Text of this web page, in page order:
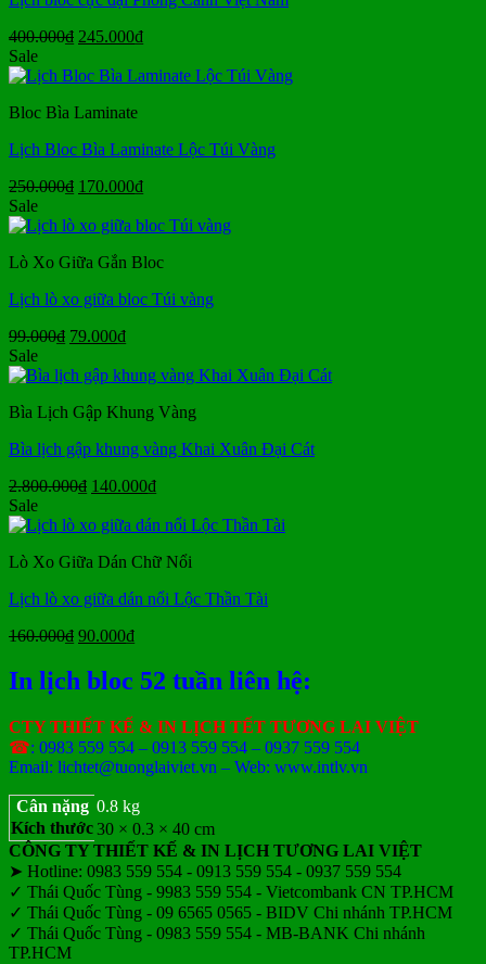
400.000₫ Giá
là:
245.000₫Giá
tại
Sale
Bloc Bìa Laminate
Lịch Bloc Bìa Laminate Lộc Túi Vàng
250.000₫ Giá
là:
170.000₫Giá
tại
170.000₫.
Sale
Lò Xo Giữa Gắn Bloc
Lịch lò xo giữa bloc Túi vàng
99.000₫ Giá
là:
79.000₫Giá
tại
79.000₫.
Sale
Bìa Lịch Gập Khung Vàng
Bìa lịch gập khung vàng Khai Xuân Đại Cát
2.800.000₫ Giá
là:
140.000₫Giá
tại
140.000₫.
Sale
Lò Xo Giữa Dán Chữ Nổi
Lịch lò xo giữa dán nổi Lộc Thần Tài
160.000₫ Giá
là:
160.000₫.
90.000₫Giá
tại
là:
In lịch bloc 52 tuần liên hệ:
CTY THIẾT KẾ & IN LỊCH TẾT TƯƠNG LAI VIỆT
☎: 0983 559 554 – 0913 559 554 – 0937 559 554
Email: lichtet@tuonglaiviet.vn – Web: www.intlv.vn
Cân nặng 0.8 kg
Kích thước30 × 0.3 × 40 cm
CÔNG TY THIẾT KẾ & IN LỊCH TƯƠNG LAI VIỆT
➤ Hotline: 0983 559 554 - 0913 559 554 - 0937 559 554
✓ Thái Quốc Tùng - 9983 559 554 - Vietcombank CN TP.HCM
✓ Thái Quốc Tùng - 09 6565 0565 - BIDV Chi nhánh TP.HCM
✓ Thái Quốc Tùng - 0983 559 554 - MB-BANK Chi nhánh
TP.HCM